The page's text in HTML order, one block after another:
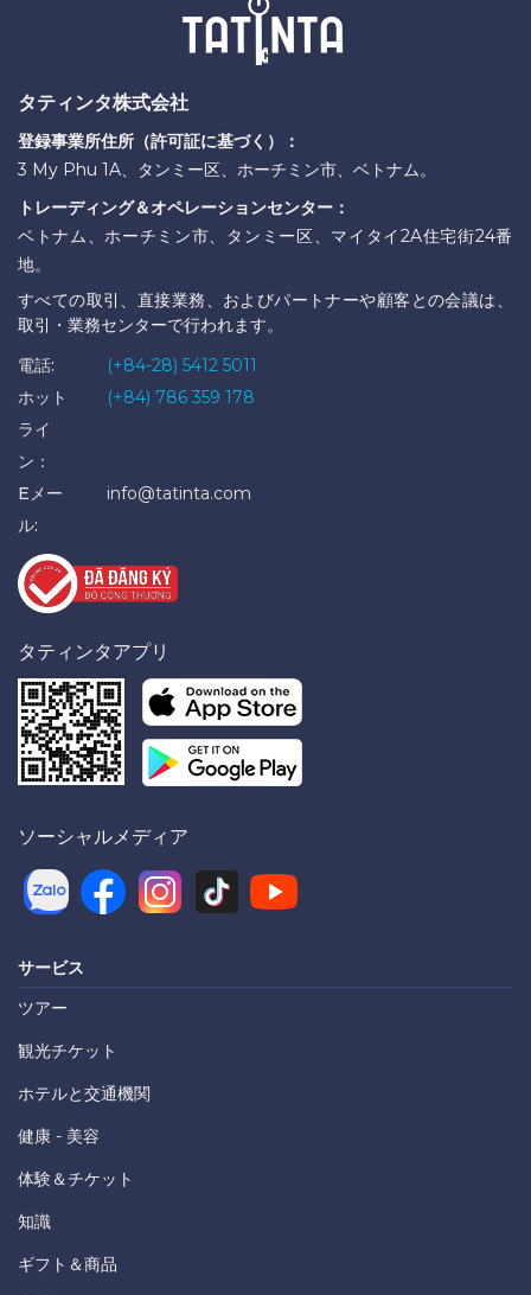
タティンタ株式会社
登録事業所住所（許可証に基づく）：
3 My Phu 1A、タンミー区、ホーチミン市、ベトナム。
トレーディング＆オペレーションセンター：
ベトナム、ホーチミン市、タンミー区、マイタイ2A住宅街24番
地。
すべての取引、直接業務、およびパートナーや顧客との会議は、
取引・業務センターで行われます。
電話:
(+84-28) 5412 5011
ホット
ライ
ン：
(+84) 786 359 178
Eメー
ル:
info@tatinta.com
タティンタアプリ
ソーシャルメディア
サービス
ツアー
観光チケット
ホテルと交通機関
健康 - 美容
体験＆チケット
知識
ギフト＆商品